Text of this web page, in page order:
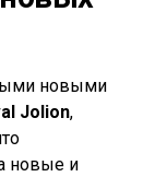
новыми
Jolion,
новые и